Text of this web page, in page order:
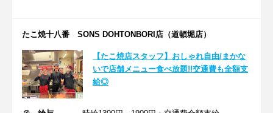
たこ焼十八番 SONS DOHTONBORI店（道頓堀店）
【たこ焼店スタッフ】おしゃれ自由/まかな
いで店舗メニュー食べ放題!!交通費も全額支
給◎